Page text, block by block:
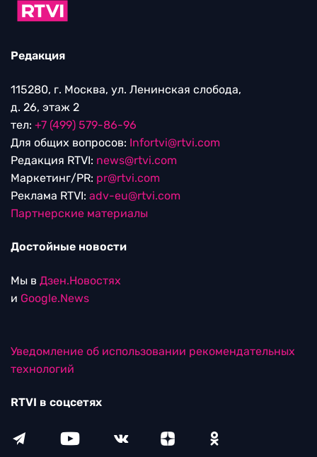
Редакция
115280, г. Москва, ул. Ленинская слобода,
д. 26, этаж 2
тел: +7 (499) 579-86-96
Для общих вопросов: Infortvi@rtvi.com
Редакция RTVI: news@rtvi.com
Маркетинг/PR: pr@rtvi.com
Реклама RTVI: adv-eu@rtvi.com
Партнерские материалы
Достойные новости
Мы в Дзен.Новостях
и Google.News
Уведомление об использовании рекомендательных
технологий
RTVI в соцсетях